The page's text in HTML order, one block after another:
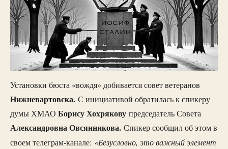
Установки бюста «вождя» добивается совет ветеранов
Нижневартовска. С инициативой обратилась к спикеру
думы ХМАО Борису Хохрякову председатель Совета
Александровна Овсянникова. Спикер сообщил об этом в
своем телеграм-канале: «Безусловно, это важный элемент